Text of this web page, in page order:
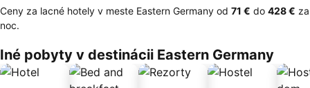
Ceny za lacné hotely v meste Eastern Germany od ‎71 € do ‎428 € za
noc.
Iné pobyty v destinácii Eastern Germany